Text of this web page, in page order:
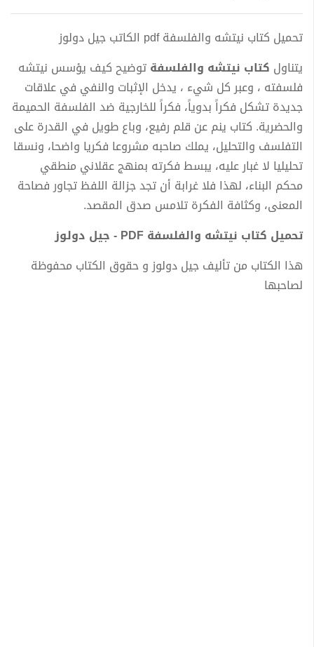
تحميل كتاب نيتشه والفلسفة pdf الكاتب جيل دولوز
يتناول كتاب نيتشه والفلسفةتوضيح كيف يؤسس نيتشه
فلسفته ، وعبر كل شيء ، يدخل الإثبات والنفي في علاقات
جديدة تشكل فكراً بدوياً، فكراً للخارجية ضد الفلسفة الحميمة
والحضرية. كتاب ينم عن قلم رفيع، وباع طويل في القدرة على
التفلسف والتحليل، يملك صاحبه مشروعا فكريا واضحا، ونسقا
تحليليا لا غبار عليه، يبسط فكرته بمنهج عقلاني منطقي
محكم البناء، لهذا فلا غرابة أن تجد جزالة اللفظ تجاور فصاحة
المعنى، وكثافة الفكرة تلامس صدق المقصد.
تحميل كتاب نيتشه والفلسفة PDF - جيل دولوز
هذا الكتاب من تأليف جيل دولوز و حقوق الكتاب محفوظة
لصاحبها